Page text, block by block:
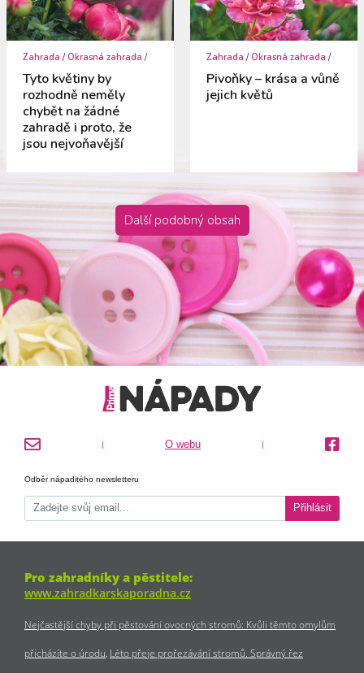
Zahrada /Okrasná zahrada /
Tyto květiny by
rozhodně neměly
chybět na žádné
zahradě i proto, že
jsou nejvoňavější
Zahrada /Okrasná zahrada /
Pivoňky – krása a vůně
jejich květů
Další podobný obsah
| O webu |
Odběr nápaditého newsletteru
Přihlásit
Pro zahradníky a pěstitele:
www.zahradkarskaporadna.cz
Nejčastější chyby při pěstování ovocných stromů: Kvůli těmto omylům
přicházíte o úrodu Léto přeje prořezávání stromů. Správný řez